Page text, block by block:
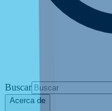
Buscar
Acerca de